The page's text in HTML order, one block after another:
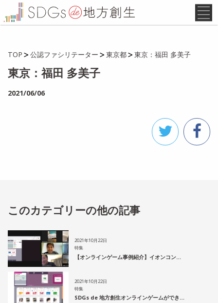
TOP 公認ファシリテーター 東京都 東京：福田 多美子
東京：福田 多美子
2021/06/06
このカテゴリーの他の記事
2021年10月22日
特集
【オンラインゲーム事例紹介】イオンコン…
2021年10月22日
特集
SDGs de 地方創生オンラインゲームができ…